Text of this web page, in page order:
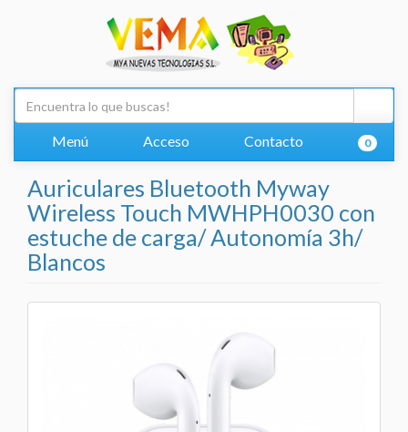
Menú Acceso Contacto 0
Auriculares Bluetooth Myway
Wireless Touch MWHPH0030 con
estuche de carga/ Autonomía 3h/
Blancos